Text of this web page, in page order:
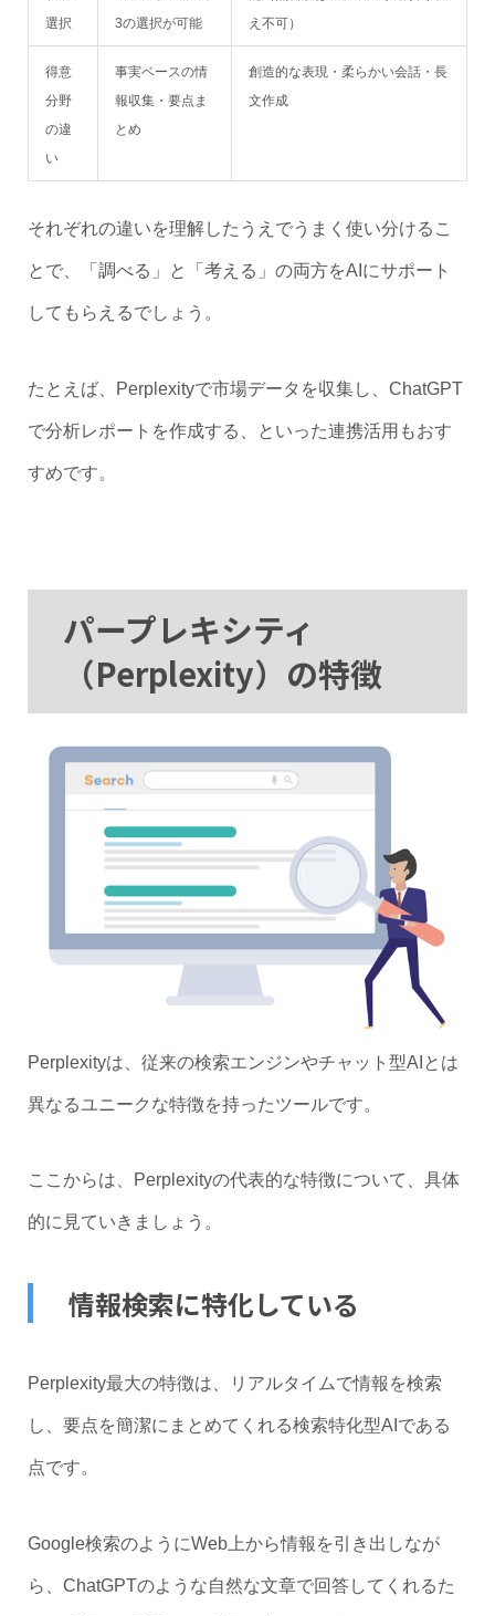
選択
3の選択が可能
え不可）
得意
分野
の違
い
事実ベースの情
報収集・要点ま
とめ
創造的な表現・柔らかい会話・長
文作成
それぞれの違いを理解したうえでうまく使い分けるこ
とで、「調べる」と「考える」の両方をAIにサポート
してもらえるでしょう。
たとえば、Perplexityで市場データを収集し、ChatGPT
で分析レポートを作成する、といった連携活用もおす
すめです。
パープレキシティ
（Perplexity）の特徴
Perplexityは、従来の検索エンジンやチャット型AIとは
異なるユニークな特徴を持ったツールです。
ここからは、Perplexityの代表的な特徴について、具体
的に見ていきましょう。
情報検索に特化している
Perplexity最大の特徴は、リアルタイムで情報を検索
し、要点を簡潔にまとめてくれる検索特化型AIである
点です。
Google検索のようにWeb上から情報を引き出しなが
ら、ChatGPTのような自然な文章で回答してくれるた